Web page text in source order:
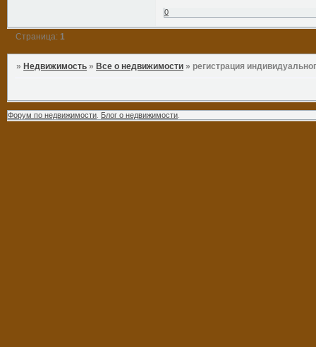
0
Страница:1
» Недвижимость » Все о недвижимости » регистрация
Форум по недвижимости Блог о недвижимости